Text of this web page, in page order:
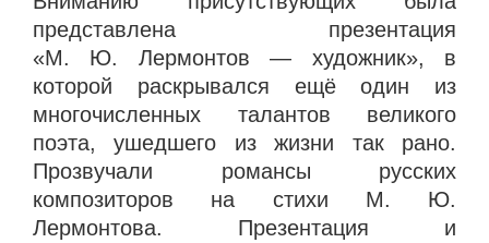
представлена презентация
«М. Ю. Лермонтов — художник», в
которой раскрывался ещё один из
многочисленных талантов великого
поэта, ушедшего из жизни так рано.
Прозвучали романсы русских
композиторов на стихи М. Ю.
Лермонтова. Презентация и